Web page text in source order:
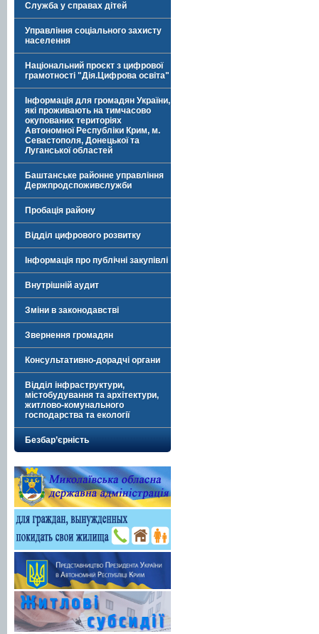
Служба у справах дітей
Управління соціального захисту
населення
Національний проєкт з цифрової
грамотності "Дія.Цифрова освіта"
Інформація для громадян України,
які проживають на тимчасово
окупованих територіях
Автономної Республіки Крим, м.
Севастополя, Донецької та
Луганської областей
Баштанське районне управління
Держпродспоживслужби
Пробація району
Відділ цифрового розвитку
Інформація про публічні закупівлі
Внутрішній аудит
Зміни в законодавстві
Звернення громадян
Консультативно-дорадчі органи
Відділ інфраструктури,
містобудування та архітектури,
житлово-комунального
господарства та екології
Безбар’єрність